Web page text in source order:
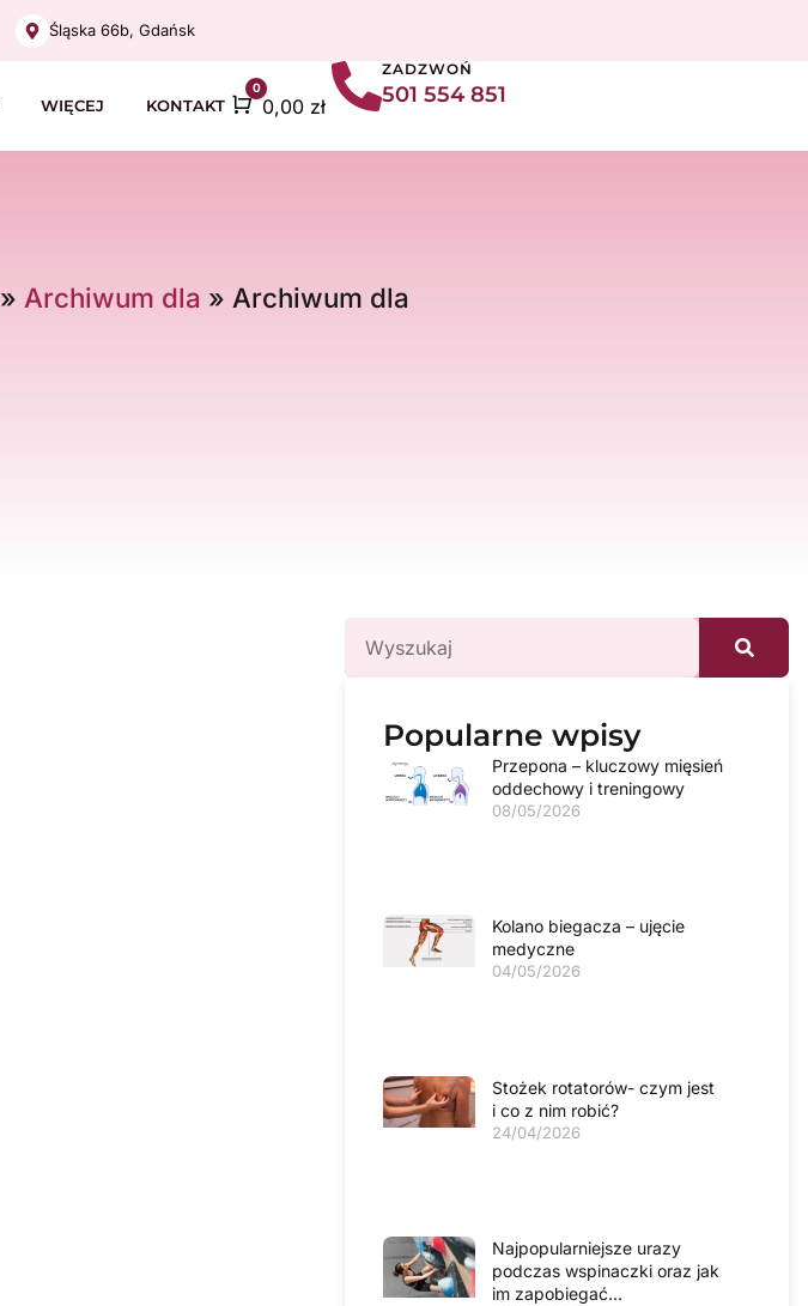
Śląska 66b, Gdańsk
WIĘCEJ KONTAKT Cart
0
0,00 zł
ZADZWOŃ
501 554 851
» Archiwum dla » Archiwum dla
Popularne wpisy
Przepona – kluczowy mięsień
oddechowy i treningowy
08/05/2026
Kolano biegacza – ujęcie
medyczne
04/05/2026
Stożek rotatorów- czym jest
i co z nim robić?
24/04/2026
Najpopularniejsze urazy
podczas wspinaczki oraz jak
im zapobiegać…